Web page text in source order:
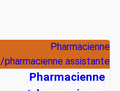
Pharmacienne
/pharmacienne assistante/
Pharmacienne